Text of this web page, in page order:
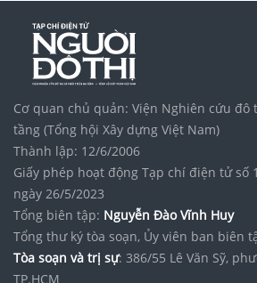
Cơ quan chủ quản: Viện Nghiên cứu đô
tầng (Tổng hội Xây dựng Việt Nam)
Thành lập: 12/6/2006
Giấy phép hoạt động Tạp chí điện tử số
ngày 26/5/2023
Tổng biên tập: Nguyễn Đào Vĩnh Huy
Tổng thư ký tòa soạn, Ủy viên ban biên
Tòa soạn và trị sự: 386/55 Lê Văn Sỹ,
TP.HCM